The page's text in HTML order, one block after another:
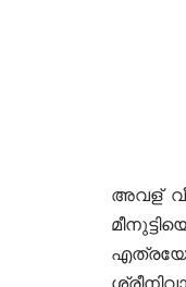
അവള്
എത്രയോ